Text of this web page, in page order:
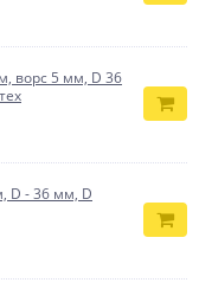
ворс 5 мм, D 36
D - 36 мм, D